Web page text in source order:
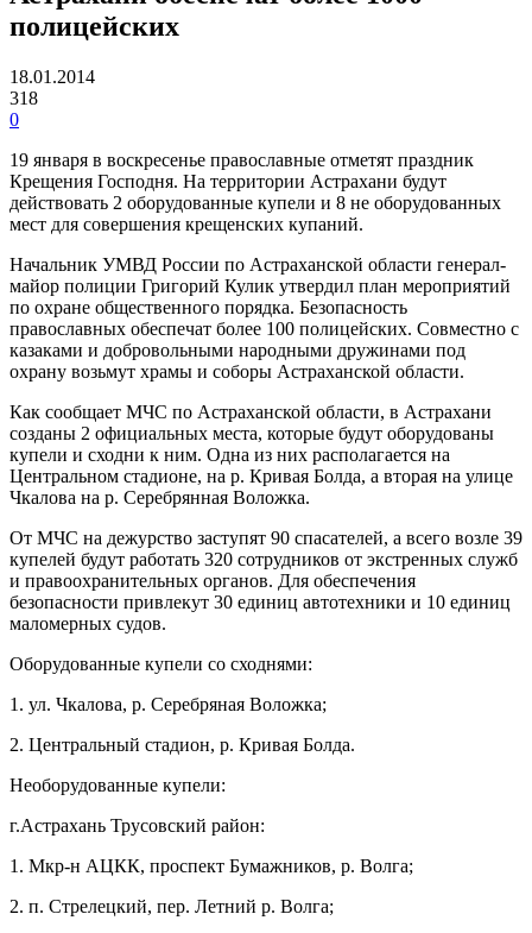
полицейских
18.01.2014
318
0
19 января в воскресенье православные отметят праздник
Крещения Господня. На территории Астрахани будут
действовать 2 оборудованные купели и 8 не оборудованных
мест для совершения крещенских купаний.
Начальник УМВД России по Астраханской области генерал-
майор полиции Григорий Кулик утвердил план мероприятий
по охране общественного порядка. Безопасность
православных обеспечат более 100 полицейских. Совместно с
казаками и добровольными народными дружинами под
охрану возьмут храмы и соборы Астраханской области.
Как сообщает МЧС по Астраханской области, в Астрахани
созданы 2 официальных места, которые будут оборудованы
купели и сходни к ним. Одна из них располагается на
Центральном стадионе, на р. Кривая Болда, а вторая на улице
Чкалова на р. Серебрянная Воложка.
От МЧС на дежурство заступят 90 спасателей, а всего возле 39
купелей будут работать 320 сотрудников от экстренных служб
и правоохранительных органов. Для обеспечения
безопасности привлекут 30 единиц автотехники и 10 единиц
маломерных судов.
Оборудованные купели со сходнями:
1. ул. Чкалова, р. Серебряная Воложка;
2. Центральный стадион, р. Кривая Болда.
Необорудованные купели:
г.Астрахань Трусовский район:
1. Мкр-н АЦКК, проспект Бумажников, р. Волга;
2. п. Стрелецкий, пер. Летний р. Волга;